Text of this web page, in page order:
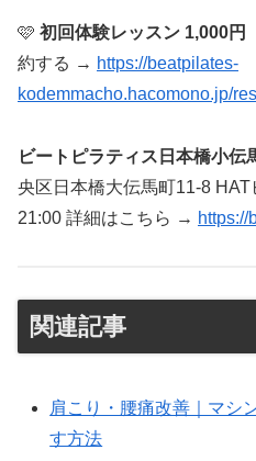
🩷 初回体験レッスン 1,000円
約する → https://beatpilates-
kodemmacho.hacomono.jp/
ビートピラティス日本橋小伝
央区日本橋大伝馬町11-8
21:00 詳細はこちら → https://
関連記事
肩こり・腰痛改善｜マシ
す方法